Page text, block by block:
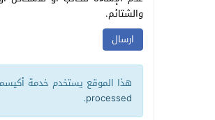
والشتائم.
هذا الموقع يستخدم خدمة
processed
.